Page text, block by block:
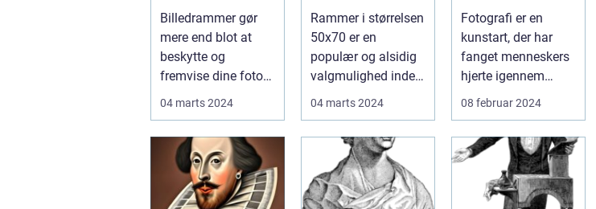
dit hjem
Billedrammer gør
mere end blot at
beskytte og
fremvise dine fotos
04 marts 2024
Øjeblikke
Rammer i størrelsen
50x70 er en
populær og alsidig
valgmulighed inden
04 marts 2024
Fotografi er en
kunstart, der har
fanget menneskers
hjerte igennem
generationer. Det er
08 februar 2024